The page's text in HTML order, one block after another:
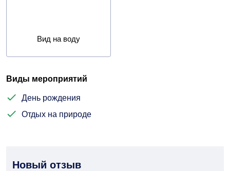
Вид на воду
Виды мероприятий
День рождения
Отдых на природе
Новый отзыв